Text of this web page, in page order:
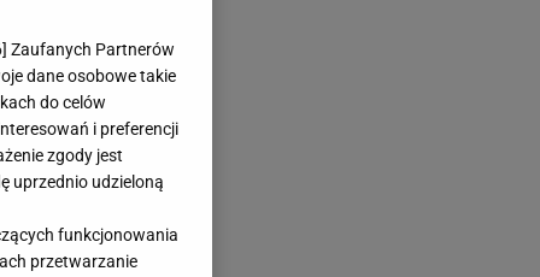
] Zaufanych Partnerów
dane osobowe takie
do celów
i preferencji
zgody jest
uprzednio udzieloną
funkcjonowania
przetwarzanie